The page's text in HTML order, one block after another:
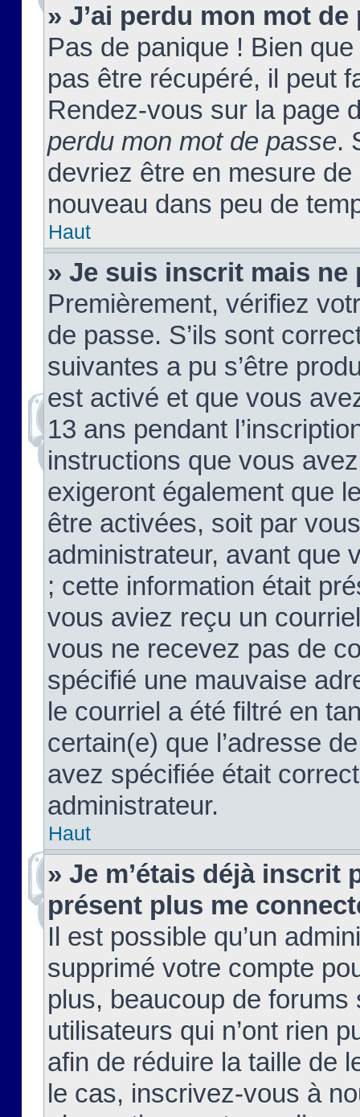
» J’ai perdu mon mot de
Pas de panique ! Bien
pas être récupéré, il peut
Rendez-vous sur la page
perdu mon mot de passe.
devriez être en mesure
nouveau dans peu de
Haut
» Je suis inscrit mais ne
Premièrement, vérifiez
de passe. S’ils sont
suivantes a pu s’être
est activé et que vous
13 ans pendant
instructions que vous
exigeront également que
être activées, soit par
administrateur, avant que
; cette information était
vous aviez reçu un
vous ne recevez pas de
spécifié une mauvaise
le courriel a été filtré en
certain(e) que l’adresse
avez spécifiée était
administrateur.
Haut
» Je m’étais déjà inscrit
présent plus me
Il est possible qu’un
supprimé votre compte
plus, beaucoup de
utilisateurs qui n’ont rien
afin de réduire la taille de
le cas, inscrivez-vous à